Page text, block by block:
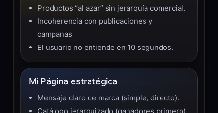
Productos “al azar” sin jerarquía comercial.
Incoherencia con publicaciones y
campañas.
El usuario no entiende en 10 segundos.
Mi Página estratégica
Mensaje claro de marca (simple, directo).
Catálogo jerarquizado (ganadores primero).